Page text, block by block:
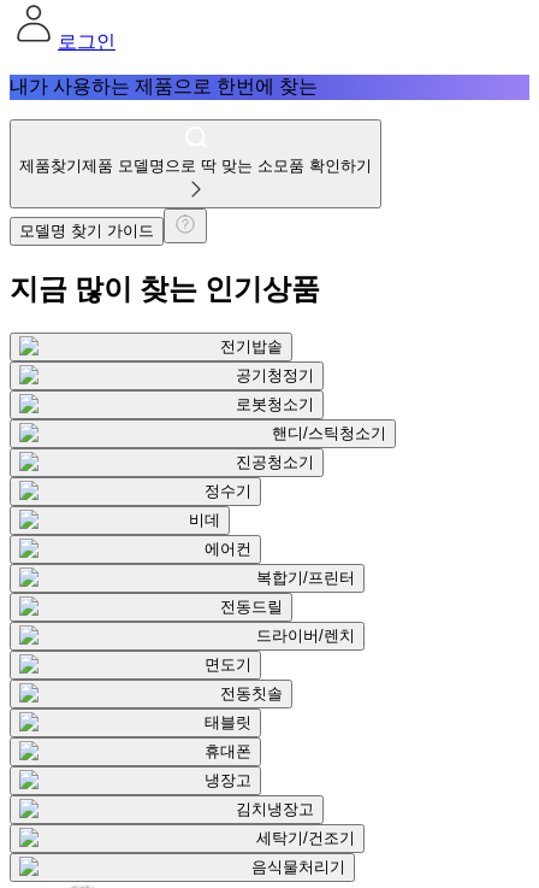
로그인
내가 사용하는 제품으로 한번에 찾는
제품찾기제품 모델명으로 딱 맞는 소모품 확인하기
모델명 찾기 가이드
지금 많이 찾는 인기상품
전기밥솥
공기청정기
로봇청소기
핸디/스틱청소기
진공청소기
정수기
비데
에어컨
복합기/프린터
전동드릴
드라이버/렌치
면도기
전동칫솔
태블릿
휴대폰
냉장고
김치냉장고
세탁기/건조기
음식물처리기